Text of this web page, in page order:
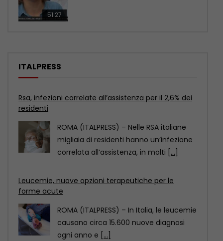
51:27
ITALPRESS
Leucemie, nuove opzioni terapeutiche per le
forme acute
ROMA (ITALPRESS) – In Italia, le leucemie
causano circa 15.600 nuove diagnosi
ogni anno e[...]
Polizia potenzia controlli in mare, a Catania due
nuovi acquascooter
CATANIA (ITALPRESS) – Il Dipartimento
della Pubblica Sicurezza- Servizio
Reparti Speciali ha assegnato alla